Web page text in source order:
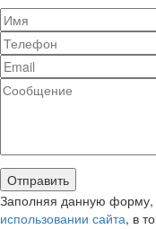
Заполняя данную
использовании сайта, в